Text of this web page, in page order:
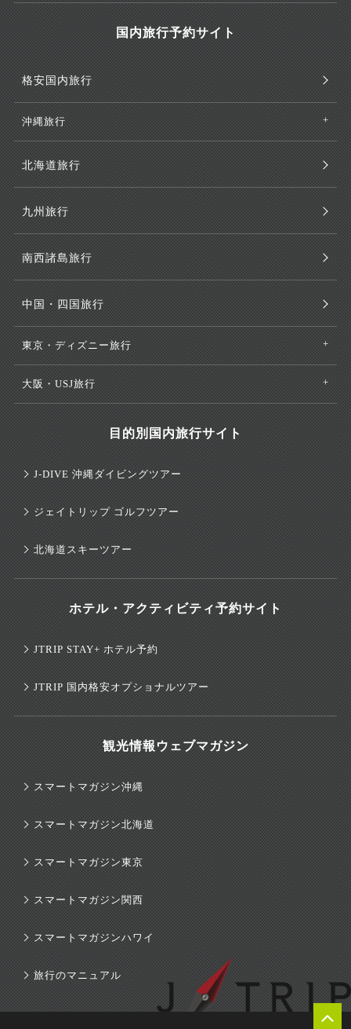
国内旅行予約サイト
格安国内旅行
沖縄旅行
北海道旅行
九州旅行
南西諸島旅行
中国・四国旅行
東京・ディズニー旅行
大阪・USJ旅行
目的別国内旅行サイト
J-DIVE 沖縄ダイビングツアー
ジェイトリップ ゴルフツアー
北海道スキーツアー
ホテル・アクティビティ予約サイト
JTRIP STAY+ ホテル予約
JTRIP 国内格安オプショナルツアー
観光情報ウェブマガジン
スマートマガジン沖縄
スマートマガジン北海道
スマートマガジン東京
スマートマガジン関西
スマートマガジンハワイ
旅行のマニュアル